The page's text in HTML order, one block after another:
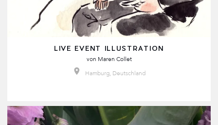
LIVE EVENT ILLUSTRATION
von Maren Collet
Hamburg, Deutschland